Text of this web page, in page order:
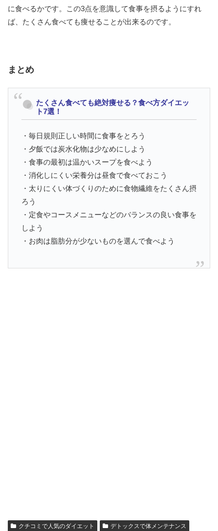
に食べるかです。この3点を意識して食事を摂るようにすれ
ば、たくさん食べても痩せることが出来るのです。
まとめ
たくさん食べても絶対痩せる？食べ方ダイエッ
ト7選！
・毎日規則正しい時間に食事をとろう
・夕飯では炭水化物は少なめにしよう
・食事の最初は温かいスープを食べよう
・消化しにくい栄養分は昼食で食べておこう
・太りにくい体づくりのために食物繊維をたくさん摂
ろう
・定食やコースメニューなどのバランスの良い食事を
しよう
・お肉は脂肪分が少ないものを選んで食べよう
クチコミで人気のダイエット デトックスで体メンテナンス